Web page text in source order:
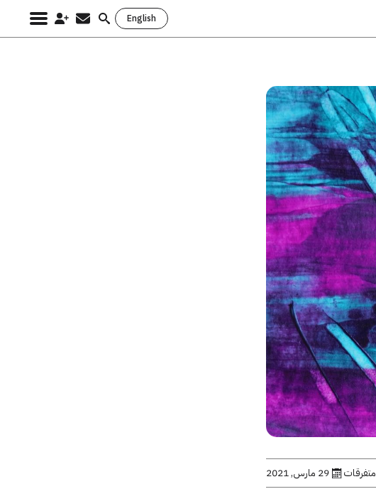
English
Search
متفرقات 29 مارس, 2021